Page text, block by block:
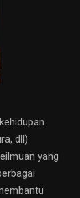
dll)
yang